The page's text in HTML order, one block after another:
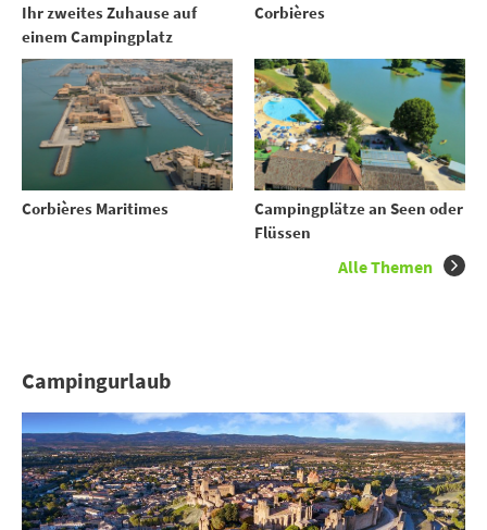
Ihr zweites Zuhause auf
einem Campingplatz
Corbières
Corbières Maritimes
Campingplätze an Seen oder
Flüssen
Alle Themen
Campingurlaub